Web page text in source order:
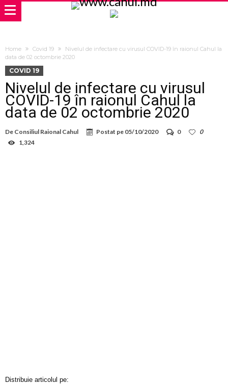
Home Covid 19
Nivelul de infectare cu virusul COVID-19 în raionul Cahul la
data de 02 octombrie 2020
COVID 19
Nivelul de infectare cu virusul
COVID-19 în raionul Cahul la
data de 02 octombrie 2020
De Consiliul Raional Cahul Postat pe 05/10/2020 0
0
1,324
Distribuie articolul pe: